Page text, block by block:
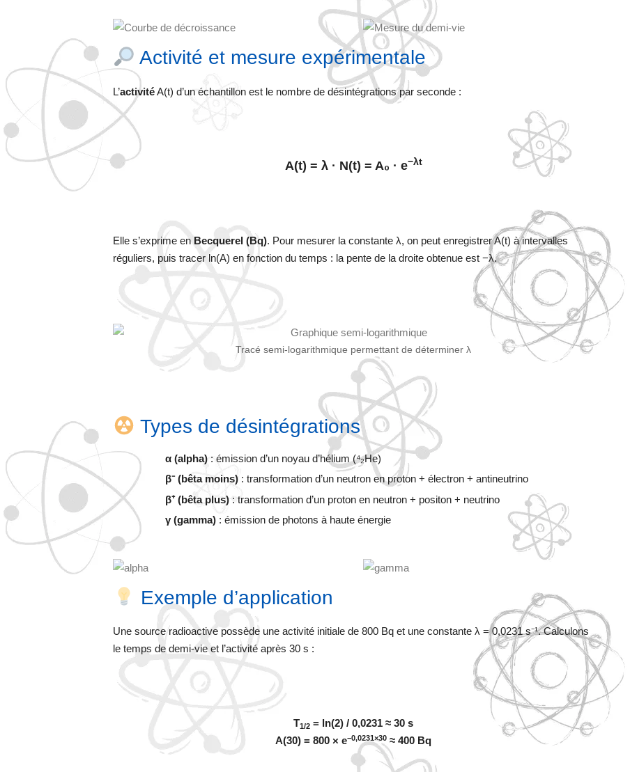
Activité et mesure expérimentale
L’activitéA(t) d’un échantillon est le nombre de désintégrations par seconde :
A(t) = λ · N(t) = A₀ · e−λt
Elle s’exprime en Becquerel (Bq). Pour mesurer la constante λ, on peut enregistrer A(t) à intervalles
réguliers, puis tracer ln(A) en fonction du temps : la pente de la droite obtenue est −λ.
Tracé semi-logarithmique permettant de déterminer λ
Types de désintégrations
α (alpha) : émission d’un noyau d’hélium (⁴₂He)
β⁻ (bêta moins) : transformation d’un neutron en proton + électron + antineutrino
β⁺ (bêta plus) : transformation d’un proton en neutron + positon + neutrino
γ (gamma) : émission de photons à haute énergie
Exemple d’application
Une source radioactive possède une activité initiale de 800 Bq et une constante λ = 0,0231 s⁻¹. Calculons
le temps de demi-vie et l’activité après 30 s :
T1/2 = ln(2) / 0,0231 ≈ 30 s
A(30) = 800 × e−0,0231×30 ≈ 400 Bq